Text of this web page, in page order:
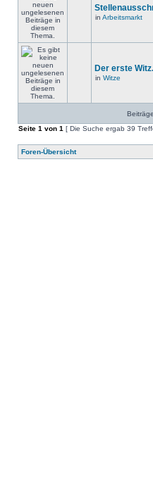
in Arbeitsmarkt
Der erste
in Witze
Seite 1 von 1 [ Die Suche ergab 39
Foren-Übersicht